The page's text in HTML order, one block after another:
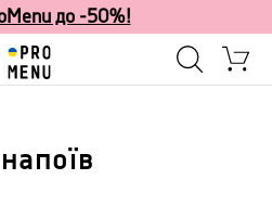
до -50%!